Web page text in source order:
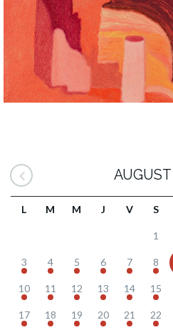
L M M J V S
1
3 4 5 6 7 8
10 11 12 13 14 15
17 18 19 20 21 22